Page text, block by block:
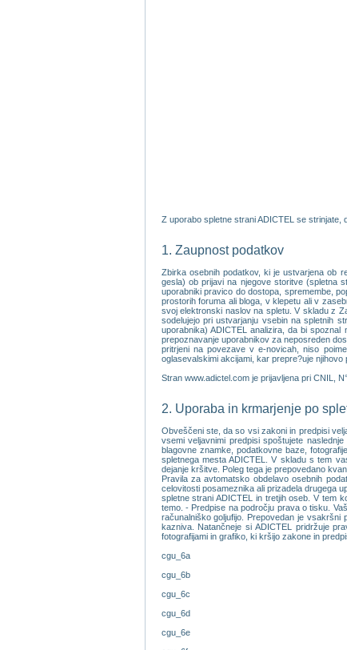
Z uporabo spletne strani ADICTEL se strinjate,
1. Zaupnost podatkov
Zbirka osebnih podatkov, ki je ustvarjena ob
gesla) ob prijavi na njegove storitve (spletna
uporabniki pravico do dostopa, spremembe,
prostorih foruma ali bloga, v klepetu ali v
svoj elektronski naslov na spletu. V skladu z
sodelujejo pri ustvarjanju vsebin na spletnih
uporabnika) ADICTEL analizira, da bi
prepoznavanje uporabnikov za neposreden
pritrjeni na povezave v e-novicah, niso
oglasevalskimi akcijami, kar prepre?uje njihovo
Stran www.adictel.com je prijavljena pri CNIL,
2. Uporaba in krmarjenje po
Obveščeni ste, da so vsi zakoni in predpisi
vsemi veljavnimi predpisi spoštujete
blagovne znamke, podatkovne baze,
spletnega mesta ADICTEL. V skladu s tem
dejanje kršitve. Poleg tega je prepovedano
Pravila za avtomatsko obdelavo osebnih
celovitosti posameznika ali prizadela drugega
spletne strani ADICTEL in tretjih oseb. V tem
temo. - Predpise na področju prava o tisku.
računalniško goljufijo. Prepovedan je
kazniva. Natančneje si ADICTEL pridržuje
fotografijami in grafiko, ki kršijo zakone in
cgu_6a
cgu_6b
cgu_6c
cgu_6d
cgu_6e